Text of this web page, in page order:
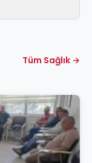
Tüm Sağlık →